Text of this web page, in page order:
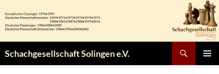
Inhalt
springen
Schachgesellschaft Solingen e.V.